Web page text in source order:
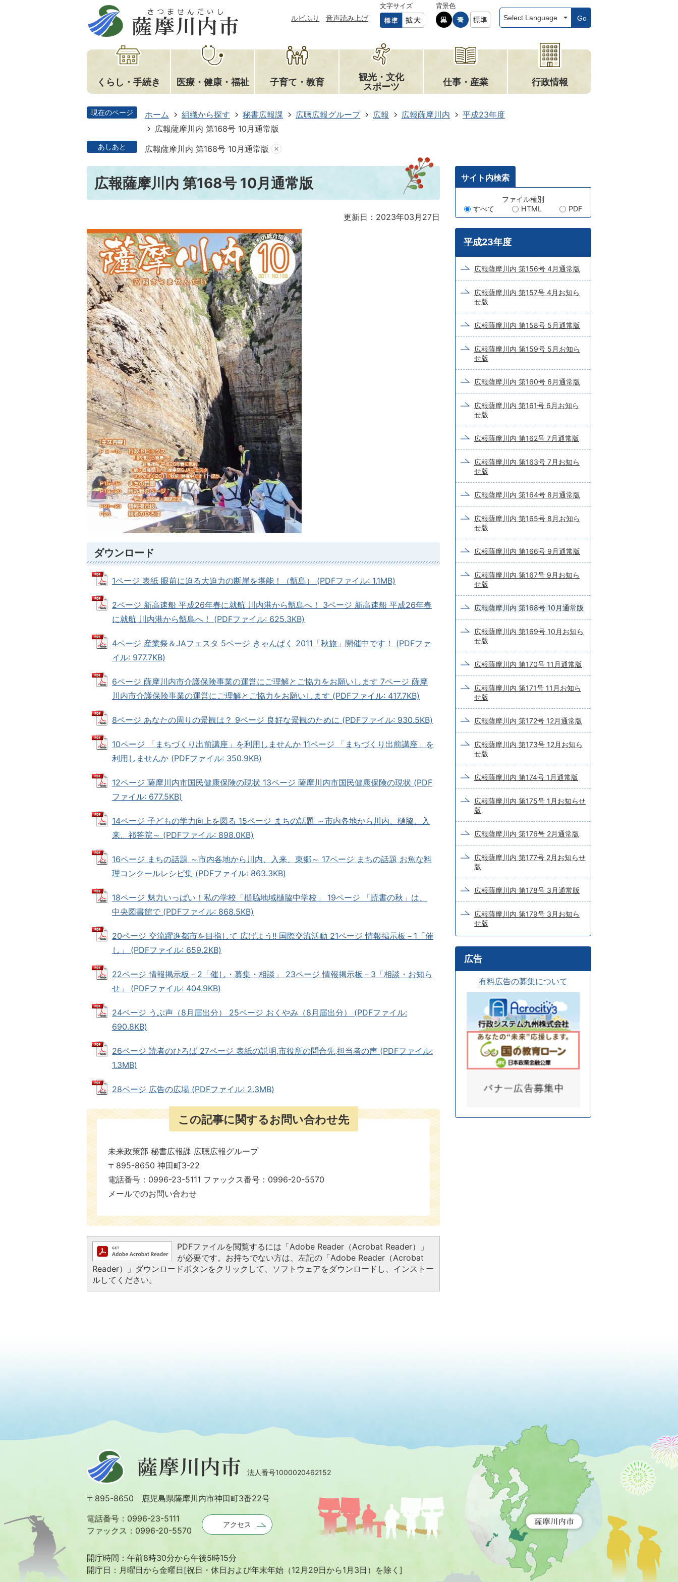
ルビふり 音声読み上げ
文字サイズ
背景色
Go
くらし・手続き 医療・健康・福祉 子育て・教育
観光・文化
スポーツ
仕事・産業 行政情報
現在のページ ホーム 組織から探す 秘書広報課 広聴広報グループ 広報 広報薩摩川内
平成23年度
広報薩摩川内 第168号 10月通常版
あしあと 広報薩摩川内 第168号 10月通常版
広報薩摩川内 第168号 10月通常版
更新日：2023年03月27日
ダウンロード
1ページ 表紙 眼前に迫る大迫力の断崖を堪能！（甑島） (PDFファイル: 1.1MB)
2ページ 新高速船 平成26年春に就航 川内港から甑島へ！ 3ページ 新高速船 平成26年春
に就航 川内港から甑島へ！ (PDFファイル: 625.3KB)
4ページ 産業祭＆JAフェスタ 5ページ きゃんぱく 2011「秋旅」開催中です！ (PDFファ
イル: 977.7KB)
6ページ 薩摩川内市介護保険事業の運営にご理解とご協力をお願いします 7ページ 薩摩
川内市介護保険事業の運営にご理解とご協力をお願いします (PDFファイル: 417.7KB)
8ページ あなたの周りの景観は？ 9ページ 良好な景観のために (PDFファイル: 930.5KB)
10ページ 「まちづくり出前講座」を利用しませんか 11ページ 「まちづくり出前講座」を
利用しませんか (PDFファイル: 350.9KB)
12ページ 薩摩川内市国民健康保険の現状 13ページ 薩摩川内市国民健康保険の現状 (PDF
ファイル: 677.5KB)
14ページ 子どもの学力向上を図る 15ページ まちの話題 ～市内各地から川内、樋脇、入
来、祁答院～ (PDFファイル: 898.0KB)
16ページ まちの話題 ～市内各地から川内、入来、東郷～ 17ページ まちの話題 お魚な料
理コンクールレシピ集 (PDFファイル: 863.3KB)
18ページ 魅力いっぱい！私の学校「樋脇地域樋脇中学校」 19ページ 「読書の秋」は、
中央図書館で (PDFファイル: 868.5KB)
20ページ 交流躍進都市を目指して 広げよう!! 国際交流活動 21ページ 情報掲示板－1「催
し」 (PDFファイル: 659.2KB)
22ページ 情報掲示板－2「催し・募集・相談」 23ページ 情報掲示板－3「相談・お知ら
せ」 (PDFファイル: 404.9KB)
24ページ うぶ声（8月届出分） 25ページ おくやみ（8月届出分） (PDFファイル:
690.8KB)
26ページ 読者のひろば 27ページ 表紙の説明,市役所の問合先,担当者の声 (PDFファイル:
1.3MB)
28ページ 広告の広場 (PDFファイル: 2.3MB)
この記事に関するお問い合わせ先
未来政策部 秘書広報課 広聴広報グループ
〒895-8650 神田町3-22
電話番号：0996-23-5111 ファックス番号：0996-20-5570
メールでのお問い合わせ
PDFファイルを閲覧するには「Adobe Reader（Acrobat Reader）」
が必要です。お持ちでない方は、左記の「Adobe Reader（Acrobat
Reader）」ダウンロードボタンをクリックして、ソフトウェアをダウンロードし、インストー
ルしてください。
サイト内検索
ー
ワ
ー
ド
検
索
ファイル種別
すべて
HTML PDF
平成23年度
広報薩摩川内 第156号 4月通常版
広報薩摩川内 第157号 4月お知ら
せ版
広報薩摩川内 第158号 5月通常版
広報薩摩川内 第159号 5月お知ら
せ版
広報薩摩川内 第160号 6月通常版
広報薩摩川内 第161号 6月お知ら
せ版
広報薩摩川内 第162号 7月通常版
広報薩摩川内 第163号 7月お知ら
せ版
広報薩摩川内 第164号 8月通常版
広報薩摩川内 第165号 8月お知ら
せ版
広報薩摩川内 第166号 9月通常版
広報薩摩川内 第167号 9月お知ら
せ版
広報薩摩川内 第168号 10月通常版
広報薩摩川内 第169号 10月お知ら
せ版
広報薩摩川内 第170号 11月通常版
広報薩摩川内 第171号 11月お知ら
せ版
広報薩摩川内 第172号 12月通常版
広報薩摩川内 第173号 12月お知ら
せ版
広報薩摩川内 第174号 1月通常版
広報薩摩川内 第175号 1月お知らせ
版
広報薩摩川内 第176号 2月通常版
広報薩摩川内 第177号 2月お知らせ
版
広報薩摩川内 第178号 3月通常版
広報薩摩川内 第179号 3月お知ら
せ版
広告
有料広告の募集について
薩
摩
川
内
市
法人番号1000020462152
〒895-8650 鹿児島県薩摩川内市神田町3番22号
電話番号：0996-23-5111
ファックス：0996-20-5570
アクセス
開庁時間：午前8時30分から午後5時15分
開庁日：月曜日から金曜日[祝日・休日および年末年始 （12月29日から1月3日）を除く]
土